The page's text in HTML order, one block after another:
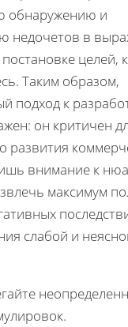
обнаружению и
недочетов в
постановке целей,
Таким образом,
подход к
он критичен
развития
внимание к
максимум
слабой и